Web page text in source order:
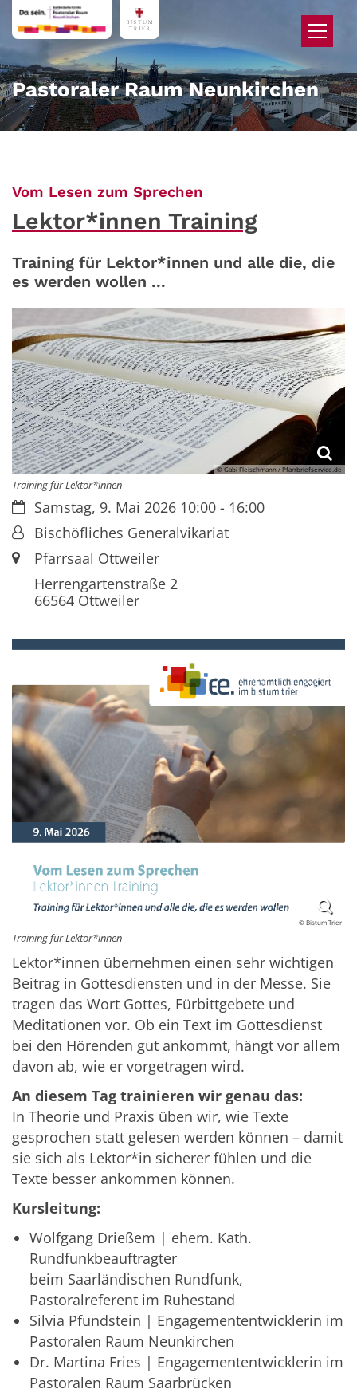
Zum Inhalt springen
Pastoraler Raum Neunkirchen
Vom Lesen zum Sprechen
Lektor*innen Training
Training für Lektor*innen und alle die, die
es werden wollen ...
© Gabi Fleischmann / Pfarrbriefservice.de
Training für Lektor*innen
Datum:Samstag, 9. Mai 2026 10:00 - 16:00
Von:Bischöfliches Generalvikariat
Ort:Pfarrsaal Ottweiler
Herrengartenstraße 2
66564Ottweiler
© Bistum Trier
Training für Lektor*innen
Lektor*innen übernehmen einen sehr wichtigen
Beitrag in Gottesdiensten und in der Messe. Sie
tragen das Wort Gottes, Fürbittgebete und
Meditationen vor. Ob ein Text im Gottesdienst
bei den Hörenden gut ankommt, hängt vor allem
davon ab, wie er vorgetragen wird.
An diesem Tag trainieren wir genau das:
In Theorie und Praxis üben wir, wie Texte
gesprochen statt gelesen werden können – damit
sie sich als Lektor*in sicherer fühlen und die
Texte besser ankommen können.
Kursleitung:
Wolfgang Drießem | ehem. Kath.
Rundfunkbeauftragter
beim Saarländischen Rundfunk,
Pastoralreferent im Ruhestand
Silvia Pfundstein | Engagemententwicklerin im
Pastoralen Raum Neunkirchen
Dr. Martina Fries | Engagemententwicklerin im
Pastoralen Raum Saarbrücken